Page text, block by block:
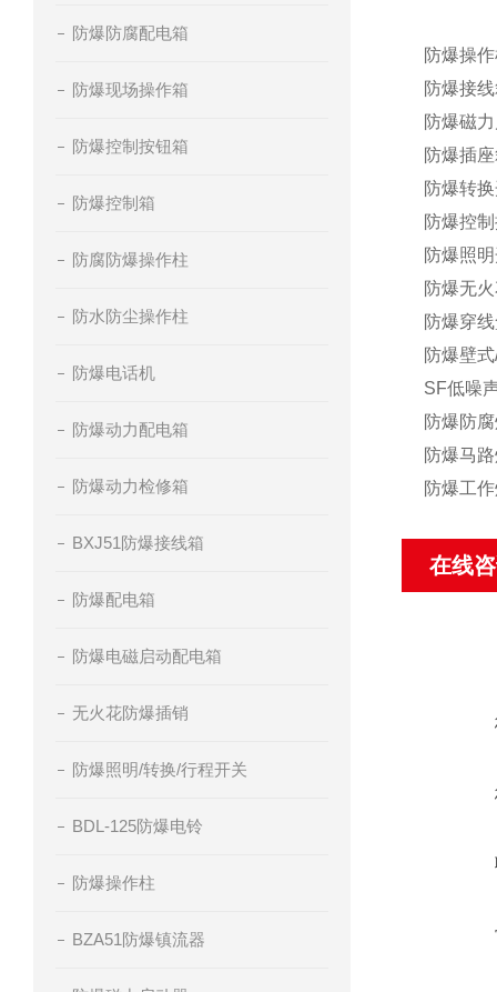
防爆防腐配电箱
防爆现场操作箱
防爆控制按钮箱
防爆控制箱
防腐防爆操作柱
防水防尘操作柱
防爆电话机
防爆动力配电箱
防爆动力检修箱
BXJ51防爆接线箱
防爆配电箱
防爆电磁启动配电箱
无火花防爆插销
防爆照明/转换/行程开关
BDL-125防爆电铃
防爆操作柱
BZA51防爆镇流器
防爆操
防爆接
防爆磁
防爆插
防爆转
防爆控
防爆照
防爆无
防爆穿
防爆壁
SF低噪
防爆防
防爆马
防爆工
在线